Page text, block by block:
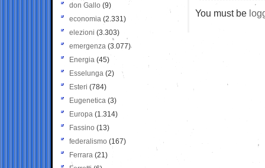
You must be
don Gallo (9)
economia (2.331)
elezioni (3.303)
emergenza (3.077)
Energia (45)
Esselunga (2)
Esteri (784)
Eugenetica (3)
Europa (1.314)
Fassino (13)
federalismo (167)
Ferrara (21)